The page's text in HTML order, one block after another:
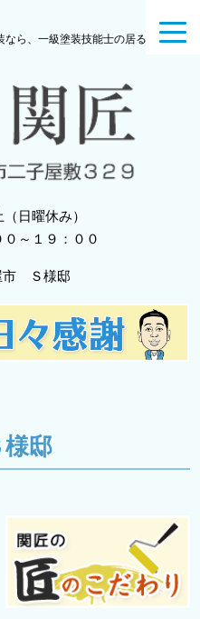
ら、一級塗装技能士の居る関匠へ
日曜休み）
～１９：００
市 Ｓ様邸
邸